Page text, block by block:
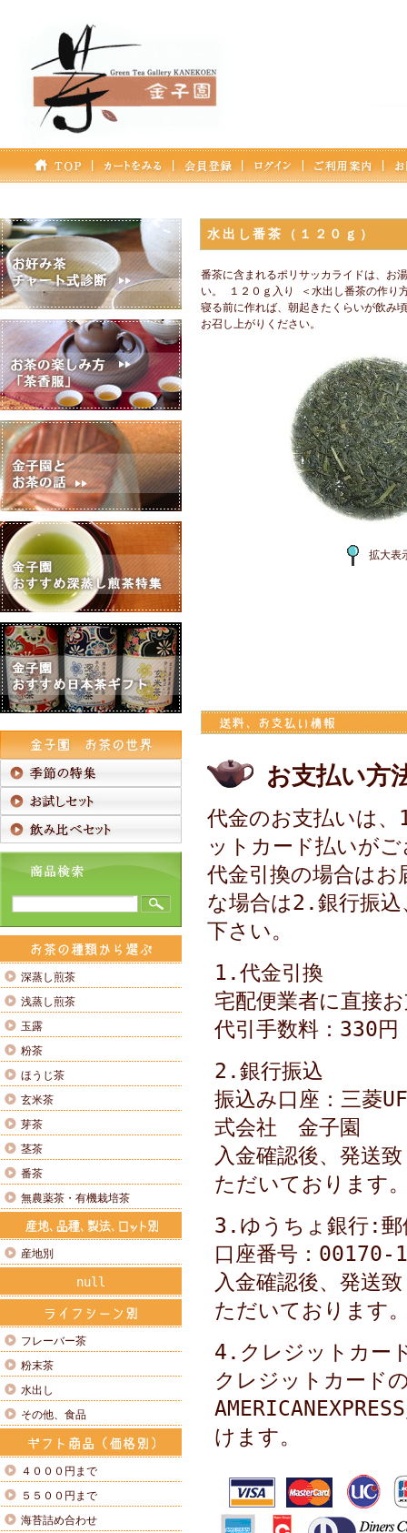
深蒸し煎茶
浅蒸し煎茶
玉露
粉茶
ほうじ茶
玄米茶
芽茶
茎茶
番茶
無農薬茶・有機栽培茶
産地別
null
フレーバー茶
粉末茶
水出し
その他、食品
４０００円まで
５５００円まで
海苔詰め合わせ
水出し番茶（１２０ｇ）
番茶に含まれるポリサッカライドは、お
い。 １２０ｇ入り ＜水出し番茶の作り
寝る前に作れば、朝起きたくらいが飲み
お召し上がりください。
拡大表
お支払い方
代金のお支払いは
ットカード払いが
代金引換の場合は
な場合は2.銀行振
下さい。
1.代金引換
宅配便業者に直接
代引手数料：330円
2.銀行振込
振込み口座：三菱
式会社 金子園
入金確認後、発送
ただいております
3.ゆうちょ銀行:郵
口座番号：
入金確認後、発送
ただいております
4.クレジットカー
クレジットカード
けます。